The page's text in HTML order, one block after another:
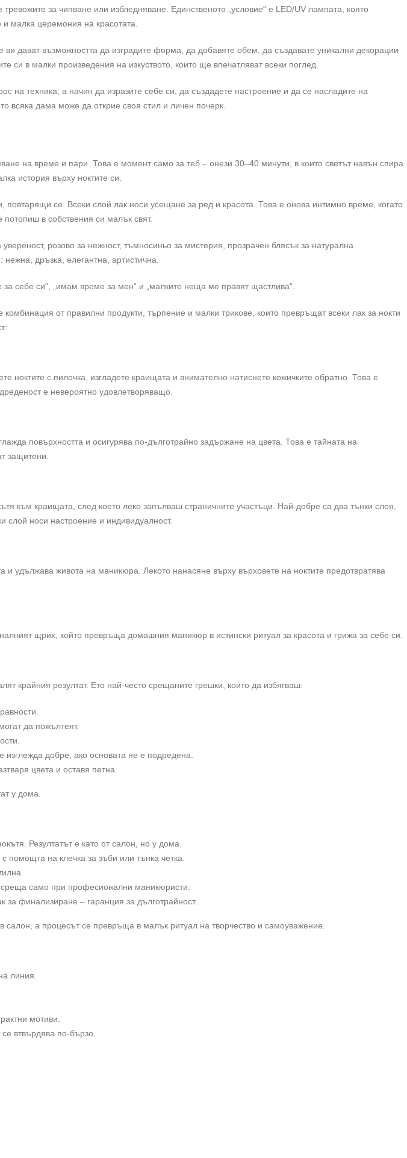
за чипване или избледняване. Единственото „условие“ е LED/UV лампата, която
малка церемония на красотата.
ви дават възможността да изградите форма, да добавяте обем, да създавате уникални декорации
в малки произведения на изкуството, които ще впечатляват всеки поглед.
на техника, а начин да изразите себе си, да създадете настроение и да се насладите на
всяка дама може да открие своя стил и личен почерк.
на време и пари. Това е момент само за теб – онези 30–40 минути, в които светът навън спира
история върху ноктите си.
се. Всеки слой лак носи усещане за ред и красота. Това е онова интимно време, когато
в собствения си малък свят.
розово за нежност, тъмносиньо за мистерия, прозрачен блясък за натурална
дръзка, елегантна, артистична.
себе си“, „имам време за мен“ и „малките неща ме правят щастлива“.
комбинация от правилни продукти, търпение и малки трикове, които превръщат всеки лак за нокти
с пилочка, изгладете краищата и внимателно натиснете кожичките обратно. Това е
е невероятно удовлетворяващо.
повърхността и осигурява по-дълготрайно задържане на цвета. Това е тайната на
защитени.
към краищата, след което леко запълваш страничните участъци. Най-добре са два тънки слоя,
слой носи настроение и индивидуалност.
удължава живота на маникюра. Лекото нанасяне върху върховете на ноктите предотвратява
щрих, който превръща домашния маникюр в истински ритуал за красота и грижа за себе си.
крайния резултат. Ето най-често срещаните грешки, които да избягваш:
да пожълтеят.
изглежда добре, ако основата не е подредена.
цвета и оставя петна.
у дома.
Резултатът е като от салон, но у дома.
помощта на клечка за зъби или тънка четка.
среща само при професионални маникюристи.
за финализиране – гаранция за дълготрайност.
а процесът се превръща в малък ритуал на творчество и самоуважение.
линия.
мотиви.
втвърдява по-бързо.